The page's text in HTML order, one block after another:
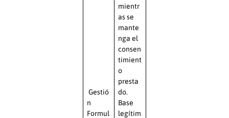
Gestió
n
Formul
mientr
as se
mante
nga el
consen
timient
o
presta
do.
Base
legítim